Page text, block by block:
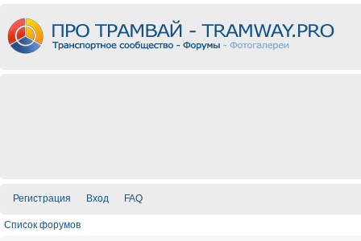
Регистрация Вход FAQ
Список форумов